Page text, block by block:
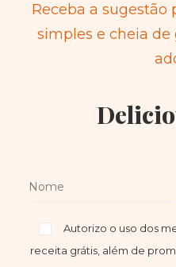
Receba a sugestão
simples e cheia de
Autorizo o uso dos
receita grátis, além de